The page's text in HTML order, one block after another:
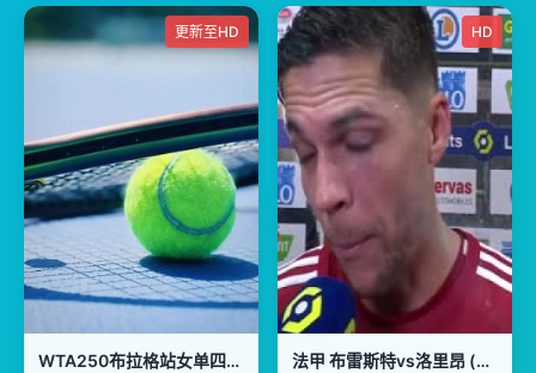
更新至HD
WTA250布拉格站女单四分之一决赛：塔拉鲁迪VS斯尼古尔
HD
法甲 布雷斯特vs洛里昂 (邵煊) 20231220